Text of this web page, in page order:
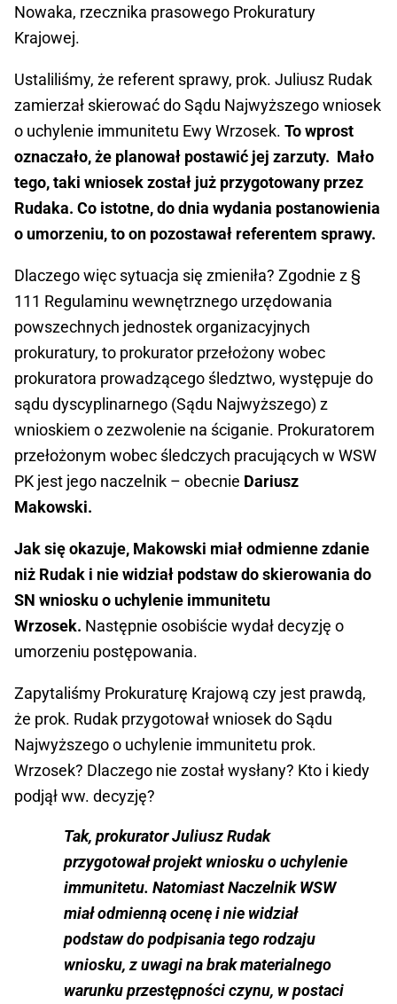
Nowaka, rzecznika prasowego Prokuratury
Krajowej.
Ustaliliśmy, że referent sprawy, prok. Juliusz Rudak
zamierzał skierować do Sądu Najwyższego wniosek
o uchylenie immunitetu Ewy Wrzosek. To wprost
oznaczało, że planował postawić jej zarzuty. Mało
tego, taki wniosek został już przygotowany przez
Rudaka. Co istotne, do dnia wydania postanowienia
o umorzeniu, to on pozostawał referentem sprawy.
Dlaczego więc sytuacja się zmieniła? Zgodnie z §
111 Regulaminu wewnętrznego urzędowania
powszechnych jednostek organizacyjnych
prokuratury, to prokurator przełożony wobec
prokuratora prowadzącego śledztwo, występuje do
sądu dyscyplinarnego (Sądu Najwyższego) z
wnioskiem o zezwolenie na ściganie. Prokuratorem
przełożonym wobec śledczych pracujących w WSW
PK jest jego naczelnik – obecnie Dariusz
Makowski.
Jak się okazuje, Makowski miał odmienne zdanie
niż Rudak i nie widział podstaw do skierowania do
SN wniosku o uchylenie immunitetu
Wrzosek. Następnie osobiście wydał decyzję o
umorzeniu postępowania.
Zapytaliśmy Prokuraturę Krajową czy jest prawdą,
że prok. Rudak przygotował wniosek do Sądu
Najwyższego o uchylenie immunitetu prok.
Wrzosek? Dlaczego nie został wysłany? Kto i kiedy
podjął ww. decyzję?
Tak, prokurator Juliusz Rudak
przygotował projekt wniosku o uchylenie
immunitetu. Natomiast Naczelnik WSW
miał odmienną ocenę i nie widział
podstaw do podpisania tego rodzaju
wniosku, z uwagi na brak materialnego
warunku przestępności czynu, w postaci